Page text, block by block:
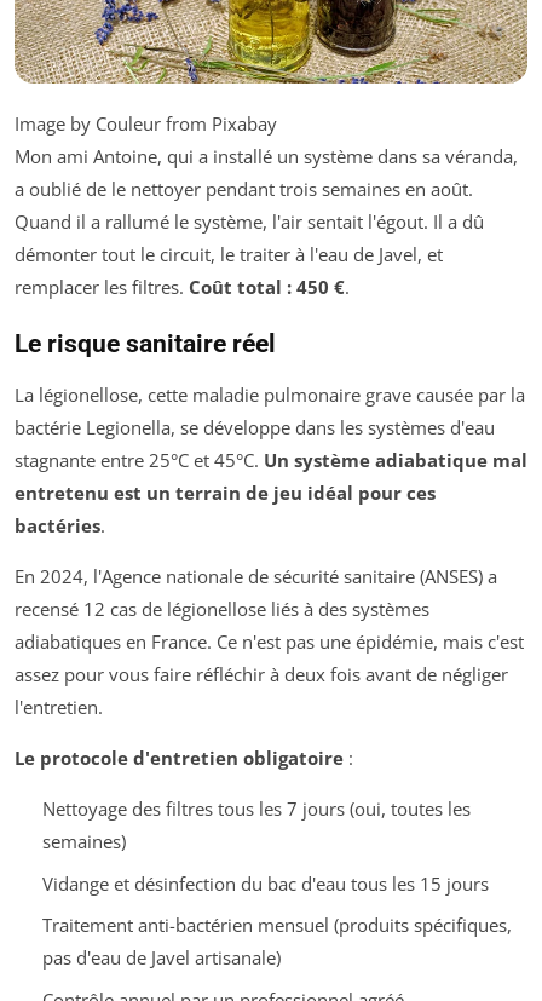
Image by Couleur from Pixabay
Mon ami Antoine, qui a installé un système dans sa véranda,
a oublié de le nettoyer pendant trois semaines en août.
Quand il a rallumé le système, l'air sentait l'égout. Il a dû
démonter tout le circuit, le traiter à l'eau de Javel, et
remplacer les filtres. Coût total : 450 €.
Le risque sanitaire réel
La légionellose, cette maladie pulmonaire grave causée par la
bactérie Legionella, se développe dans les systèmes d'eau
stagnante entre 25°C et 45°C. Un système adiabatique mal
entretenu est un terrain de jeu idéal pour ces
bactéries.
En 2024, l'Agence nationale de sécurité sanitaire (ANSES) a
recensé 12 cas de légionellose liés à des systèmes
adiabatiques en France. Ce n'est pas une épidémie, mais c'est
assez pour vous faire réfléchir à deux fois avant de négliger
l'entretien.
Le protocole d'entretien obligatoire :
Nettoyage des filtres tous les 7 jours (oui, toutes les
semaines)
Vidange et désinfection du bac d'eau tous les 15 jours
Traitement anti-bactérien mensuel (produits spécifiques,
pas d'eau de Javel artisanale)